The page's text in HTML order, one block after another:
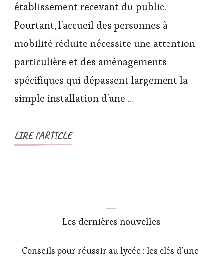
établissement recevant du public.
Pourtant, l'accueil des personnes à
mobilité réduite nécessite une attention
particulière et des aménagements
spécifiques qui dépassent largement la
simple installation d'une …
LIRE l'ARTICLE
Les dernières nouvelles
Conseils pour réussir au lycée : les clés d’une